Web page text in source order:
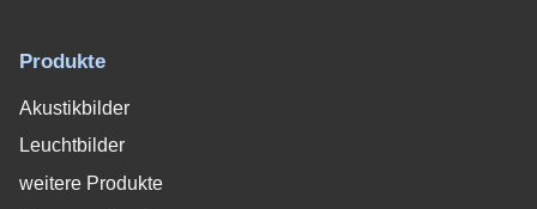
Produkte
Akustikbilder
Leuchtbilder
weitere Produkte